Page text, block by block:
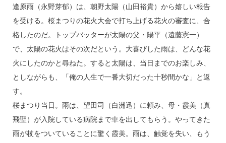
逢原雨（永野芽郁）は、朝野太陽（山田裕貴）から嬉しい報告
を受ける。桜まつりの花火大会で打ち上げる花火の審査に、合
格したのだ。トップバッターが太陽の父・陽平（遠藤憲一）
で、太陽の花火はその次だという。大喜びした雨は、どんな花
火にしたのかと尋ねた。すると太陽は、当日までのお楽しみ、
としながらも、「俺の人生で一番大切だった十秒間かな」と返
す。
桜まつり当日。雨は、望田司（白洲迅）に頼み、母・霞美（真
飛聖）が入院している病院まで車を出してもらう。やってきた
雨が杖をついていることに驚く霞美。雨は、触覚を失い、もう